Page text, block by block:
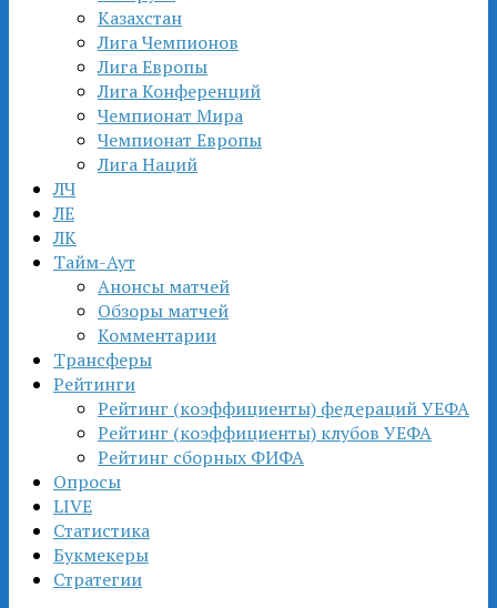
Казахстан
Лига Чемпионов
Лига Европы
Лига Конференций
Чемпионат Мира
Чемпионат Европы
Лига Наций
ЛЧ
ЛЕ
ЛК
Тайм-Аут
Анонсы матчей
Обзоры матчей
Комментарии
Трансферы
Рейтинги
Рейтинг (коэффициенты) федераций УЕФА
Рейтинг (коэффициенты) клубов УЕФА
Рейтинг сборных ФИФА
Опросы
LIVE
Статистика
Букмекеры
Стратегии